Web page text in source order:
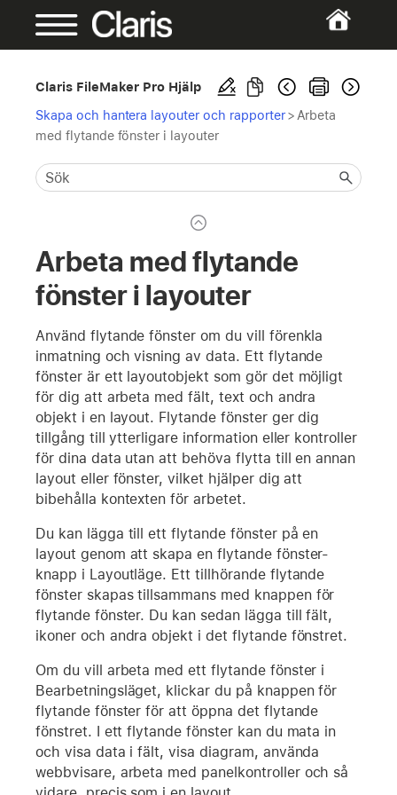
Claris FileMaker Pro Hjälp
Skapa och hantera layouter och rapporter > Arbeta
med flytande fönster i layouter
Arbeta med flytande
fönster i layouter
Använd flytande fönster om du vill förenkla
inmatning och visning av data. Ett flytande
fönster är ett layoutobjekt som gör det möjligt
för dig att arbeta med fält, text och andra
objekt i en layout. Flytande fönster ger dig
tillgång till ytterligare information eller kontroller
för dina data utan att behöva flytta till en annan
layout eller fönster, vilket hjälper dig att
bibehålla kontexten för arbetet.
Du kan lägga till ett flytande fönster på en
layout genom att skapa en flytande fönster-
knapp i Layoutläge. Ett tillhörande flytande
fönster skapas tillsammans med knappen för
flytande fönster. Du kan sedan lägga till fält,
ikoner och andra objekt i det flytande fönstret.
Om du vill arbeta med ett flytande fönster i
Bearbetningsläget, klickar du på knappen för
flytande fönster för att öppna det flytande
fönstret. I ett flytande fönster kan du mata in
och visa data i fält, visa diagram, använda
webbvisare, arbeta med panelkontroller och så